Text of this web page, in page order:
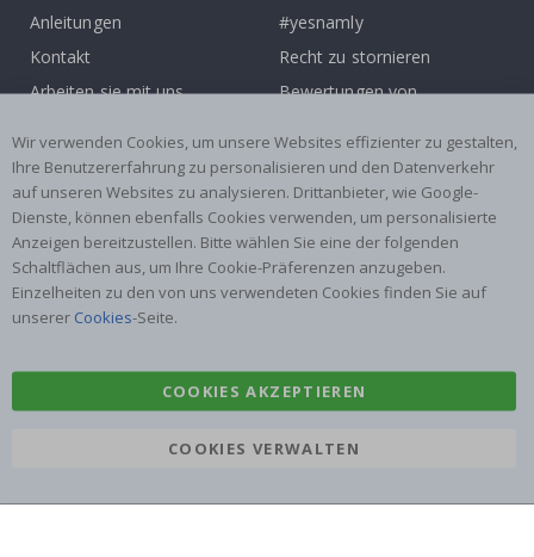
Anleitungen
Kontakt
Arbeiten sie mit uns
Inspiration
#yesnamly
Recht zu stornieren
Bewertungen von
Beliebte Kategorien
Namensaufkleber
Wandtattoos
Fliesenaufkleber
Poster
Aufkleber
Wir verwenden Cookies, um unsere Websites effizienter zu gestalten,
Ihre Benutzererfahrung zu personalisieren und den Datenverkehr
auf unseren Websites zu analysieren. Drittanbieter, wie Google-
Dienste, können ebenfalls Cookies verwenden, um personalisierte
Anzeigen bereitzustellen. Bitte wählen Sie eine der folgenden
Schaltflächen aus, um Ihre Cookie-Präferenzen anzugeben.
Einzelheiten zu den von uns verwendeten Cookies finden Sie auf
unserer Cookies-Seite.
COOKIES AKZEPTIEREN
COOKIES VERWALTEN